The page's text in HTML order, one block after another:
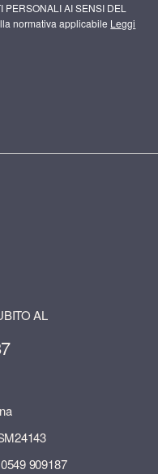
PERSONALI AI SENSI DEL
normativa applicabile Leggi
AL
909187